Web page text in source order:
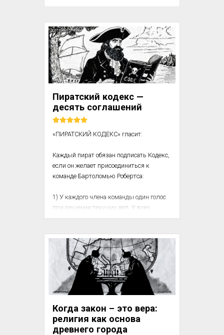
на 200 лет — благодаря внедрению
новаторским подходам в управлении и
экономике, которые способствовали
росту уровня жизни. Какие из этих
решений актуальны и сегодня — читайте
в этой статье.
Сэнгоку дзидай — период японской
истории с середины XV до начала XVII
ве...
Пиратский кодекс —
десять соглашений
«‎ПИРАТСКИЙ КОДЕКС» гласит:
Каждый пират обязан подписать Кодекс,
если он желает присоединиться к
команде Бартоломью Робертса:
1) У каждого члена команды один голос
при решении текущих дел. У всех
одинаковые права на свежую провизию
будут захвачены, чтобы каждый мог
пользоваться этим в свое
удовольствие. Однако при нехватке
пищи или напитков все, возможно,
будут вынуждены проголосовать, ради
общих интересов, за снижение
Когда закон – это вера:
религия как основа
древнего города